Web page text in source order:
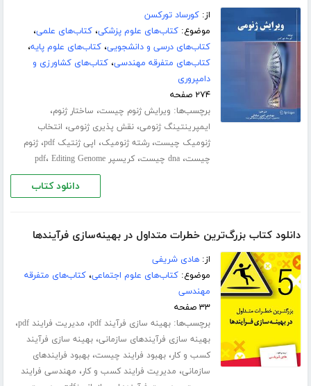
از:کورساد تورکسن
موضوع:کتاب‌های علوم پزشکی،کتاب‌های علمی،
کتاب‌های درسی و دانشجویی،کتاب‌های علوم پایه،
کتاب‌های متفرقه مهندسی،کتاب‌های کشاورزی و
دامپروری
۲۷۴ صفحه
برچسب‌ها: ویرایش ژنوم چیست، ساختار ژنوم،
ایمپرینتینگ ژنومی،نقش پذیری ژنومی، انتخاب
ژنومیک چیست،رشته ژنومیک، اپی ژنتیک pdf ،ژنوم
چیست،dna چیست ،کریسپر pdf ، Editing Genome
دانلود کتاب
دانلود کتاب بزرگ‌ترین خطرات متداول در بهینه‌سازی فرآیندها
از:هادی شریفی
موضوع:کتاب‌های علوم اجتماعی،کتاب‌های متفرقه
مهندسی
۳۳ صفحه
برچسب‌ها:بهینه سازی فرآیند pdf ، مدیریت فرایند pdf ،
بهینه سازی فرآیندهای سازمانی،بهینه سازی فرآیند
کسب و کار،بهبود فرایند چیست،بهبود فرایندهای
سازمانی، مدیریت فرایند کسب و کار، مهندسی فرایند